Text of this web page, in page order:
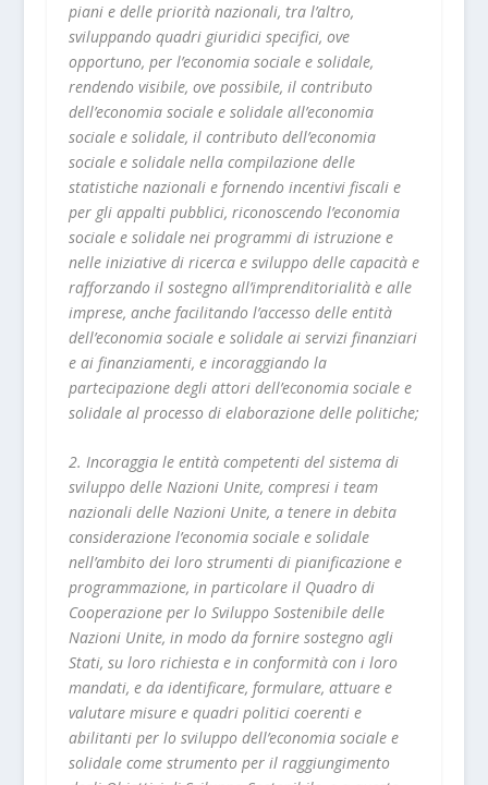
piani e delle priorità nazionali, tra l’altro,
sviluppando quadri giuridici specifici, ove
opportuno, per l’economia sociale e solidale,
rendendo visibile, ove possibile, il contributo
dell’economia sociale e solidale all’economia
sociale e solidale, il contributo dell’economia
sociale e solidale nella compilazione delle
statistiche nazionali e fornendo incentivi fiscali e
per gli appalti pubblici, riconoscendo l’economia
sociale e solidale nei programmi di istruzione e
nelle iniziative di ricerca e sviluppo delle capacità e
rafforzando il sostegno all’imprenditorialità e alle
imprese, anche facilitando l’accesso delle entità
dell’economia sociale e solidale ai servizi finanziari
e ai finanziamenti, e incoraggiando la
partecipazione degli attori dell’economia sociale e
solidale al processo di elaborazione delle politiche;
2. Incoraggia le entità competenti del sistema di
sviluppo delle Nazioni Unite, compresi i team
nazionali delle Nazioni Unite, a tenere in debita
considerazione l’economia sociale e solidale
nell’ambito dei loro strumenti di pianificazione e
programmazione, in particolare il Quadro di
Cooperazione per lo Sviluppo Sostenibile delle
Nazioni Unite, in modo da fornire sostegno agli
Stati, su loro richiesta e in conformità con i loro
mandati, e da identificare, formulare, attuare e
valutare misure e quadri politici coerenti e
abilitanti per lo sviluppo dell’economia sociale e
solidale come strumento per il raggiungimento